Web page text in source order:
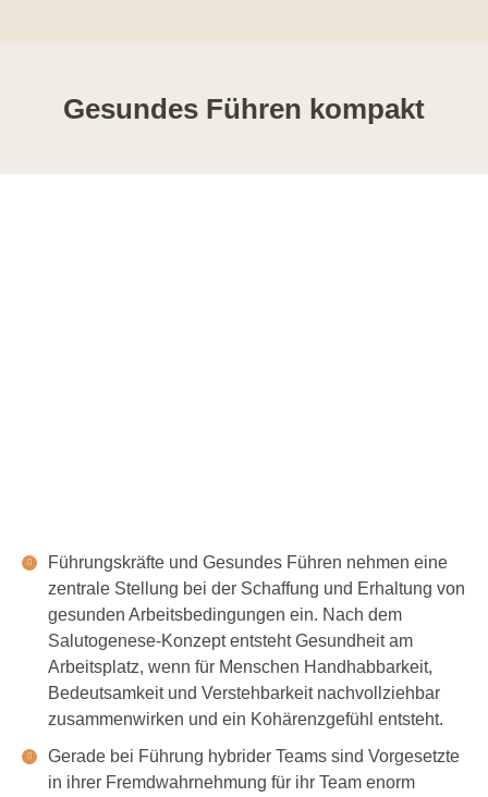
Gesundes Führen kompakt
Führungskräfte und Gesundes Führen nehmen eine
zentrale Stellung bei der Schaffung und Erhaltung von
gesunden Arbeitsbedingungen ein. Nach dem
Salutogenese-Konzept entsteht Gesundheit am
Arbeitsplatz, wenn für Menschen Handhabbarkeit,
Bedeutsamkeit und Verstehbarkeit nachvollziehbar
zusammenwirken und ein Kohärenzgefühl entsteht.
Gerade bei Führung hybrider Teams sind Vorgesetzte
in ihrer Fremdwahrnehmung für ihr Team enorm